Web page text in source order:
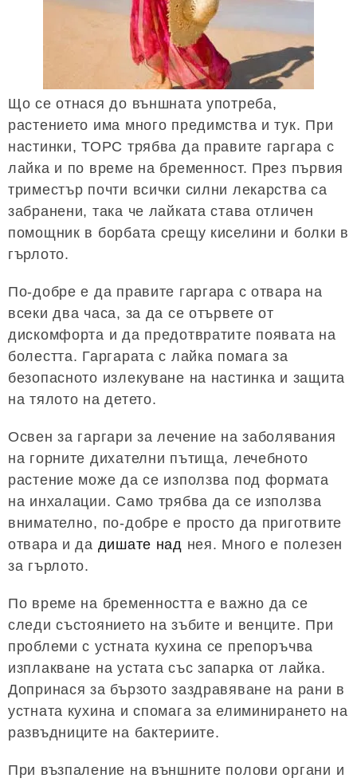
Що се отнася до външната употреба,
растението има много предимства и тук. При
настинки, ТОРС трябва да правите гаргара с
лайка и по време на бременност. През първия
триместър почти всички силни лекарства са
забранени, така че лайката става отличен
помощник в борбата срещу киселини и болки в
гърлото.
По-добре е да правите гаргара с отвара на
всеки два часа, за да се отървете от
дискомфорта и да предотвратите появата на
болестта. Гаргарата с лайка помага за
безопасното излекуване на настинка и защита
на тялото на детето.
Освен за гаргари за лечение на заболявания
на горните дихателни пътища, лечебното
растение може да се използва под формата
на инхалации. Само трябва да се използва
внимателно, по-добре е просто да приготвите
отвара и да дишате над нея. Много е полезен
за гърлото.
По време на бременността е важно да се
следи състоянието на зъбите и венците. При
проблеми с устната кухина се препоръчва
изплакване на устата със запарка от лайка.
Допринася за бързото заздравяване на рани в
устната кухина и спомага за елиминирането на
развъдниците на бактериите.
При възпаление на външните полови органи и